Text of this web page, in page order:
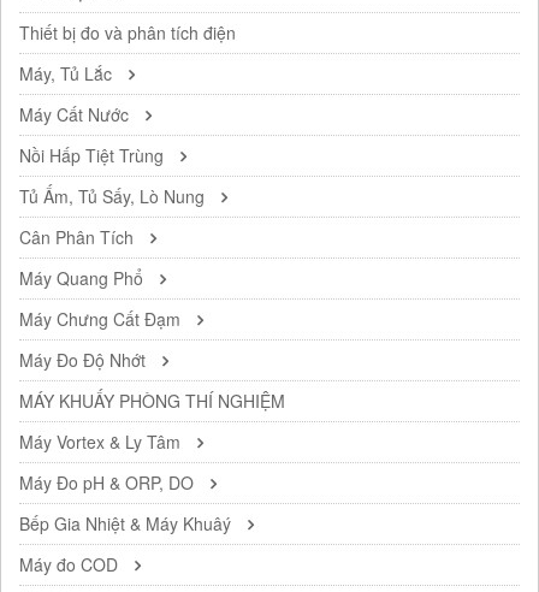
Thiết bị đo và phân tích điện
Máy, Tủ Lắc
Máy Cất Nước
Nồi Hấp Tiệt Trùng
Tủ Ấm, Tủ Sấy, Lò Nung
Cân Phân Tích
Máy Quang Phổ
Máy Chưng Cất Đạm
Máy Đo Độ Nhớt
MÁY KHUẤY PHÒNG THÍ NGHIỆM
Máy Vortex & Ly Tâm
Máy Đo pH & ORP, DO
Bếp Gia Nhiệt & Máy Khuâý
Máy đo COD